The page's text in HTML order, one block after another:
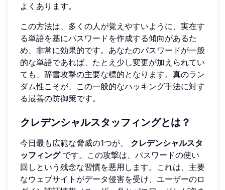
よくあります。
この方法は、多くの人が覚えやすいように、実在す
る単語を基にパスワードを作成する傾向があるた
め、非常に効果的です。あなたのパスワードが一般
的な単語であれば、たとえ少し変更が加えられてい
ても、辞書攻撃の主要な標的となります。真のラン
ダム性こそが、この一般的なハッキング手法に対す
る最善の防御策です。
クレデンシャルスタッフィングとは？
今日最も広範な脅威の1つが、 クレデンシャルスタ
ッフィングです。この攻撃は、パスワードの使い
回しという残念な習慣を悪用します。これは、主要
なウェブサイトがデータ侵害を受け、ユーザーのロ